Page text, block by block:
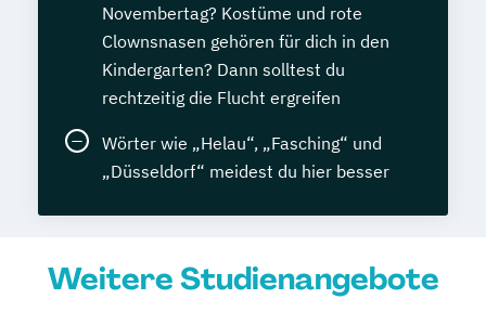
Novembertag? Kostüme und rote
Clownsnasen gehören für dich in den
Kindergarten? Dann solltest du
rechtzeitig die Flucht ergreifen
Wörter wie „Helau“, „Fasching“ und
„Düsseldorf“ meidest du hier besser
Weitere Studienangebote